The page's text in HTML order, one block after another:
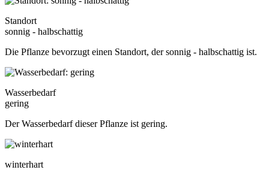
Standort
sonnig - halbschattig
Die Pflanze bevorzugt einen Standort, der sonnig - halbschattig ist.
Wasserbedarf
gering
Der Wasserbedarf dieser Pflanze ist gering.
winterhart